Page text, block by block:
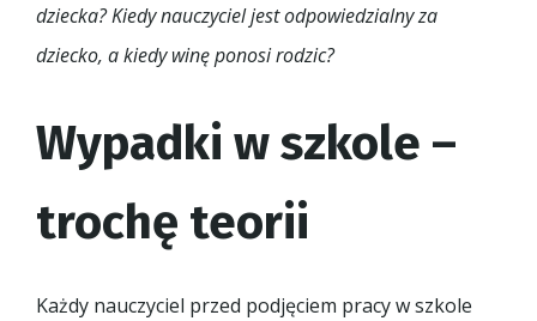
dziecka? Kiedy nauczyciel jest odpowiedzialny za
dziecko, a kiedy winę ponosi rodzic?
Wypadki w szkole –
trochę teorii
Każdy nauczyciel przed podjęciem pracy w szkole